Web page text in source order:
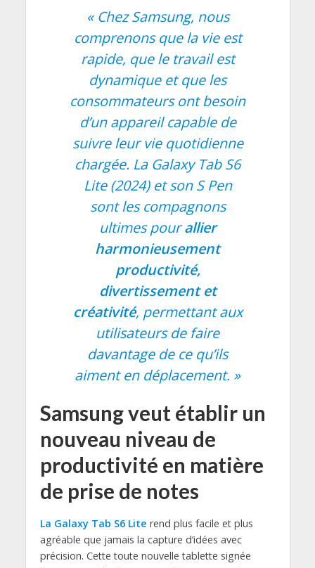
« Chez Samsung, nous
comprenons que la vie est
rapide, que le travail est
dynamique et que les
consommateurs ont besoin
d’un appareil capable de
suivre leur vie quotidienne
chargée. La Galaxy Tab S6
Lite (2024) et son S Pen
sont les compagnons
ultimes pourallier
harmonieusement
productivité,
divertissement et
créativité, permettant aux
utilisateurs de faire
davantage de ce qu’ils
aiment en déplacement. »
Samsung veut établir un
nouveau niveau de
productivité en matière
de prise de notes
La Galaxy Tab S6 Lite rend plus facile et plus
agréable que jamais la capture d’idées avec
précision. Cette toute nouvelle tablette signée